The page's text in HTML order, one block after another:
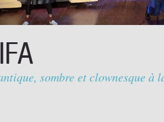
sombre et clownesque à